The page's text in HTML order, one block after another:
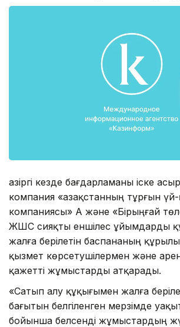
Қазіргі кезде бағдарламаны іске
компания «Қазақстанның тұрғын
компаниясы» АҚ және «Бірыңғай
ЖШС сияқты еншілес ұйымдарды
жалға берілетін баспананың
қызмет көрсетушілермен және
қажетті жұмыстарды атқарады.
«Сатып алу құқығымен жалға
бағытын белгіленген мерзімде
бойынша белсенді жұмыстардың